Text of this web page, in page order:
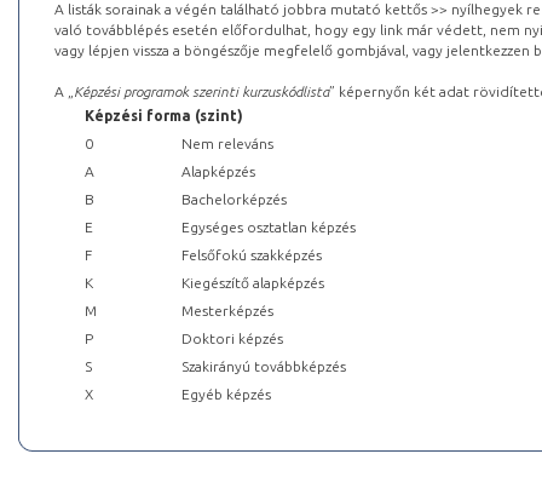
A listák sorainak a végén található jobbra mutató kettős >> nyílhegyek
való továbblépés esetén előfordulhat, hogy egy link már védett, nem
vagy lépjen vissza a böngészője megfelelő gombjával, vagy
A „ Képzési programok szerinti kurzuskódlista” képernyőn két adat
Képzési forma (szint)
0
Nem releváns
A
Alapképzés
B
Bachelorképzés
E
Egységes osztatlan képzés
F
Felsőfokú szakképzés
K
Kiegészítő alapképzés
M
Mesterképzés
P
Doktori képzés
S
Szakirányú továbbképzés
X
Egyéb képzés